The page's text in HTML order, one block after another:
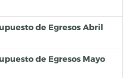
de Egresos Abril
de Egresos Mayo